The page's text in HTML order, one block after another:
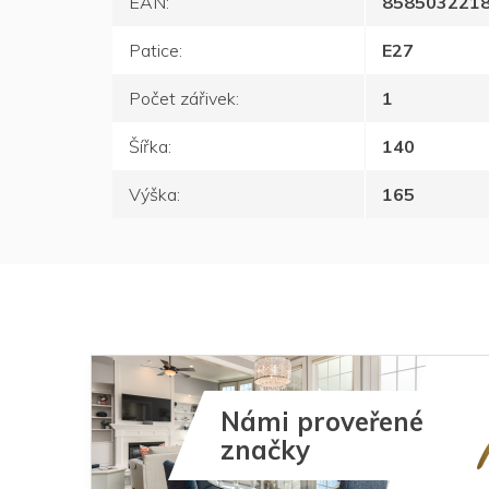
Patice: E27
Počet zářivek: 1
Šířka: 140
Výška: 165
Námi proveřené
značky